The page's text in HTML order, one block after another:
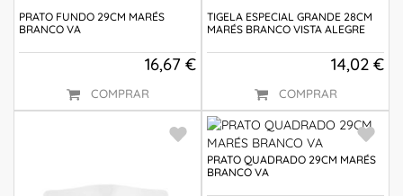
PRATO FUNDO 29CM MARÉS
BRANCO VA
16,67 €
COMPRAR
TIGELA ESPECIAL GRANDE 28CM
MARÉS BRANCO VISTA ALEGRE
14,02 €
COMPRAR
PRATO QUADRADO 29CM MARÉS
BRANCO VA